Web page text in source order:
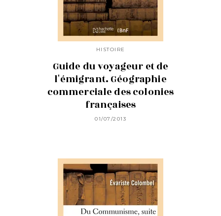
HISTOIRE
Guide du voyageur et de
l'émigrant. Géographie
commerciale des colonies
françaises
01/07/2013